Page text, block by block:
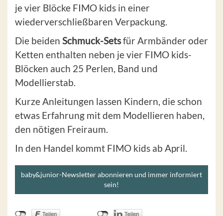
je vier Blöcke FIMO kids in einer
wiederverschließbaren Verpackung.
Die beiden Schmuck-Setsfür Armbänder oder
Ketten enthalten neben je vier FIMO kids-
Blöcken auch 25 Perlen, Band und
Modellierstab.
Kurze Anleitungen lassen Kindern, die schon
etwas Erfahrung mit dem Modellieren haben,
den nötigen Freiraum.
In den Handel kommt FIMO kids ab April.
baby&junior-Newsletter abonnieren und immer informiert
sein!